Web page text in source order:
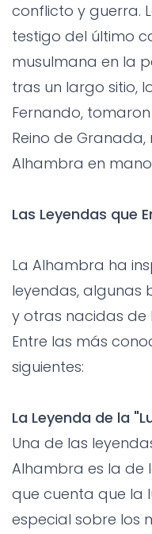
conflicto y guerra.
testigo del último
musulmana en la
tras un largo sitio,
Fernando,
Reino de
Alhambra en
Las Leyendas que
La Alhambra ha
leyendas, algunas
y otras nacidas de
Entre las más
siguientes:
La Leyenda de la
Una de las
Alhambra es la de
que cuenta que la
especial sobre los